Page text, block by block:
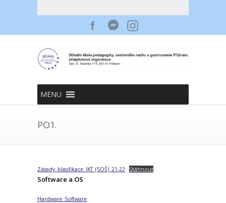
MENU
PO1.
Zásady_klasifikace_IKT_(SOŠ)_21-22 Stáhnout
Software a OS
Hardware_Software